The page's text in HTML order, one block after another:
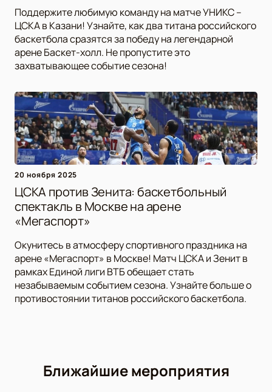
Поддержите любимую команду на матче УНИКС –
ЦСКА в Казани! Узнайте, как два титана российского
баскетбола сразятся за победу на легендарной
арене Баскет-холл. Не пропустите это
захватывающее событие сезона!
20 ноября 2025
ЦСКА против Зенита: баскетбольный
спектакль в Москве на арене
«Мегаспорт»
Окунитесь в атмосферу спортивного праздника на
арене «Мегаспорт» в Москве! Матч ЦСКА и Зенит в
рамках Единой лиги ВТБ обещает стать
незабываемым событием сезона. Узнайте больше о
противостоянии титанов российского баскетбола.
Ближайшие мероприятия